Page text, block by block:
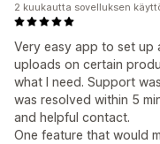
Very easy app to set up
uploads on certain
what I need. Support
was resolved within 5
and helpful contact.
One feature that would
2 kuukautta sovelluksen